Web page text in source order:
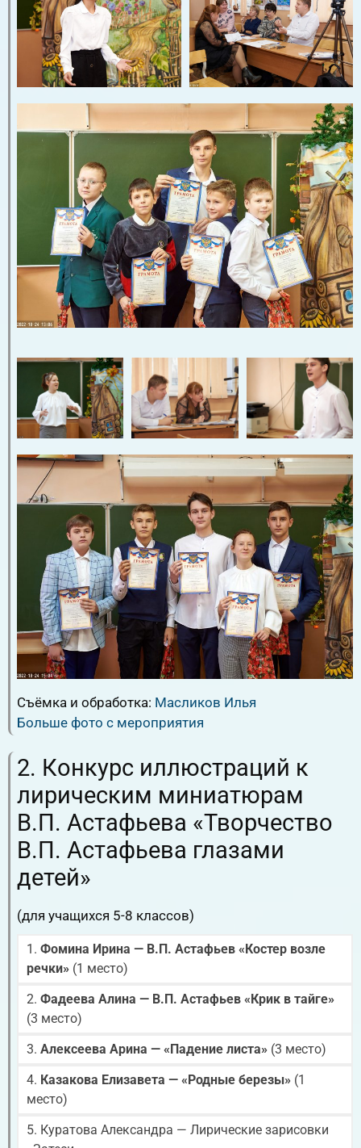
Съёмка и обработка: Масликов Илья
Больше фото с мероприятия
2. Конкурс иллюстраций к
лирическим миниатюрам
В.П. Астафьева «Творчество
В.П. Астафьева глазами
детей»
(для учащихся 5-8 классов)
1. Фомина Ирина — В.П. Астафьев «Костер возле
речки» (1 место)
2. Фадеева Алина — В.П. Астафьев «Крик в тайге»
(3 место)
3. Алексеева Арина — «Падение листа» (3 место)
4. Казакова Елизавета — «Родные березы» (1
место)
5. Куратова Александра — Лирические зарисовки